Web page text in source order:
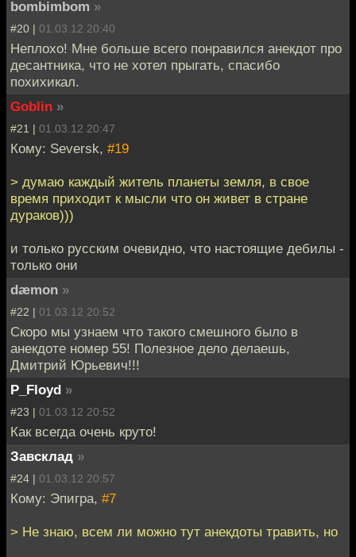
bombimbom »
#20 | 01.03.12 20:40
Неплохо! Мне больше всего понравился анекдот про
десантника, что не хотел прыгать, спасибо
похихикал.
Goblin »
#21 | 01.03.12 20:47
Кому: Seversk, #19
> думаю каждый житель планеты земля, в свое
время приходит к мысли что он живет в стране
дураков)))
и только русским очевидно, что настоящие дебилы -
только они
dæmon »
#22 | 01.03.12 20:52
Скоро мы узнаем что такого смешного было в
анекдоте номер 55! Полезное дело делаешь,
Дмитрий Юрьевич!!!
P_Floyd »
#23 | 01.03.12 20:52
Как всегда очень круто!
Завсклад »
#24 | 01.03.12 20:57
Кому: Эпигра, #7
> Не знаю, всем ли можно тут анекдоты травить, но